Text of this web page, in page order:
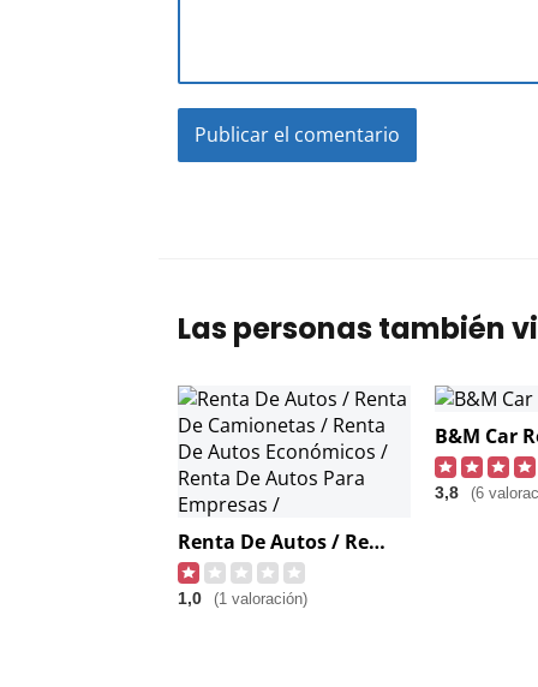
Las personas también
Renta De Autos / Renta De Camionetas / Renta De Autos Económicos / Renta De Autos Para Empresas /
1,0 (1 valoración)
B&M Car
3,8 (6